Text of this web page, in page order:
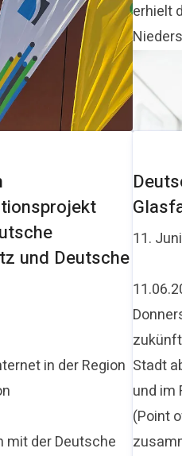
erhielt
und Deutsche
in der Region
mit der Deutsche
11.
Stadt
und im
(Point